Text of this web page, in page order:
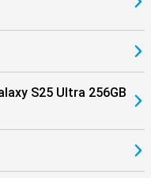
S25 Ultra 256GB